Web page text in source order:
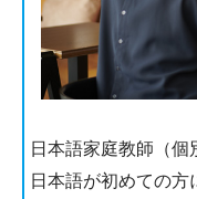
日本語家庭教師（個
日本語が初めての